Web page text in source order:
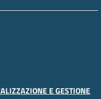
E GESTIONE